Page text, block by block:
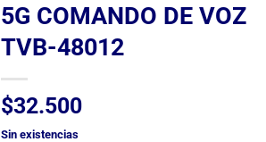
5G COMANDO DE VOZ
TVB-48012
$32.500
Sin existencias